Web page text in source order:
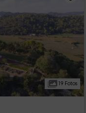
19 Fotos